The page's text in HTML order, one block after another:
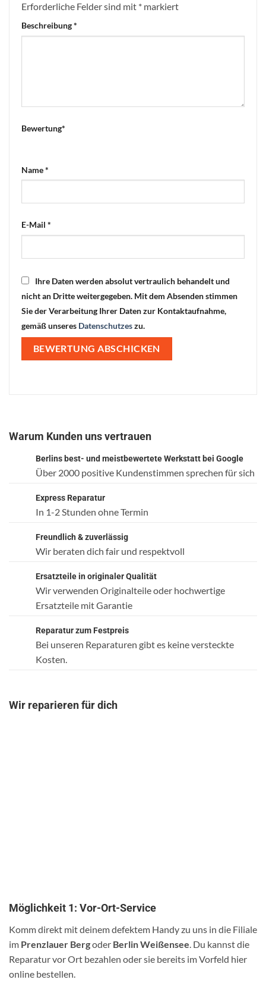
Erforderliche Felder sind mit * markiert
Beschreibung*
Bewertung*
Name*
E-Mail *
Ihre Daten werden absolut vertraulich behandelt und
nicht an Dritte weitergegeben. Mit dem Absenden stimmen
Sie der Verarbeitung Ihrer Daten zur Kontaktaufnahme,
gemäß unseres Datenschutzeszu.
Warum Kunden uns vertrauen
Berlins best- und meistbewertete Werkstatt bei Google
Über 2000 positive Kundenstimmen sprechen für sich
Express Reparatur
In 1-2 Stunden ohne Termin
Freundlich & zuverlässig
Wir beraten dich fair und respektvoll
Ersatzteile in originaler Qualität
Wir verwenden Originalteile oder hochwertige
Ersatzteile mit Garantie
Reparatur zum Festpreis
Bei unseren Reparaturen gibt es keine versteckte
Kosten.
Wir reparieren für dich
Möglichkeit 1: Vor-Ort-Service
Komm direkt mit deinem defektem Handy zu uns in die Filiale
im Prenzlauer Bergoder Berlin Weißensee. Du kannst die
Reparatur vor Ort bezahlen oder sie bereits im Vorfeld hier
online bestellen.